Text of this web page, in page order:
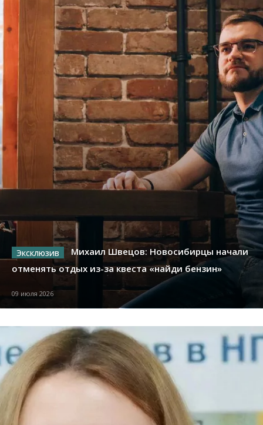
Михаил Швецов: Новосибирцы начали
отменять отдых из-за квеста «найди бензин»
09 июля 2026